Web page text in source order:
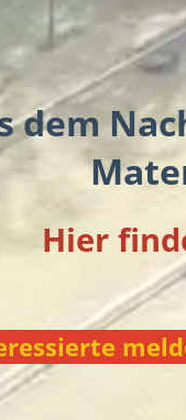
dem
Hier